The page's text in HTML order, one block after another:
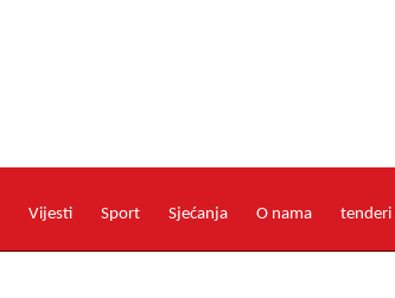
Vijesti Sport Sjećanja O nama tenderi